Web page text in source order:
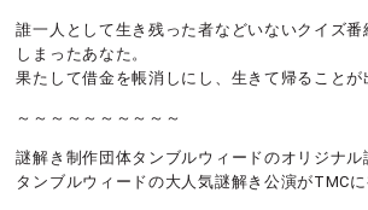
誰一人として生き残った者などいないクイズ
しまったあなた。
果たして借金を帳消しにし、生きて帰ることが
～～～～～～～～～～
謎解き制作団体タンブルウィードのオリジナル
タンブルウィードの大人気謎解き公演がTMCに